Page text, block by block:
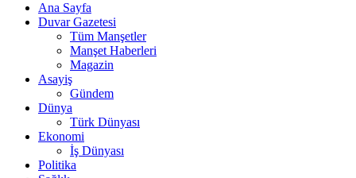
Ana Sayfa
Duvar Gazetesi
Tüm Manşetler
Manşet Haberleri
Magazin
Asayiş
Gündem
Dünya
Türk Dünyası
Ekonomi
İş Dünyası
Politika